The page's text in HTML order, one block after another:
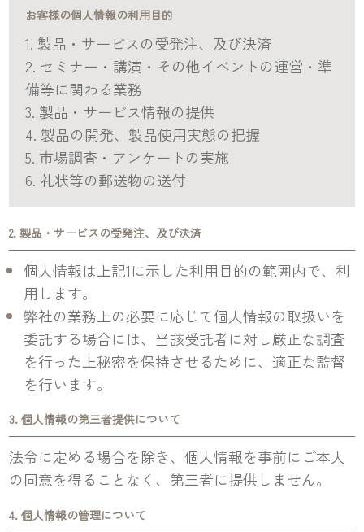
お客様の個人情報の利用目的
1. 製品・サービスの受発注、及び決済
2. セミナー・講演・その他イベントの運営・準
備等に関わる業務
3. 製品・サービス情報の提供
4. 製品の開発、製品使用実態の把握
5. 市場調査・アンケートの実施
6. 礼状等の郵送物の送付
2. 製品・サービスの受発注、及び決済
個人情報は上記1に示した利用目的の範囲内で、利
用します。
弊社の業務上の必要に応じて個人情報の取扱いを
委託する場合には、当該受託者に対し厳正な調査
を行った上秘密を保持させるために、適正な監督
を行います。
3. 個人情報の第三者提供について
法令に定める場合を除き、個人情報を事前にご本人
の同意を得ることなく、第三者に提供しません。
4. 個人情報の管理について